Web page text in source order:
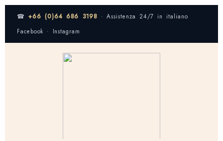
☎+66 (0)64 686 3198 · Assistenza 24/7 in italiano
Facebook · Instagram